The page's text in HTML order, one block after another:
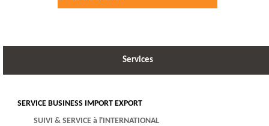
Services
SERVICE BUSINESS IMPORT EXPORT
SUIVI & SERVICE à l'INTERNATIONAL